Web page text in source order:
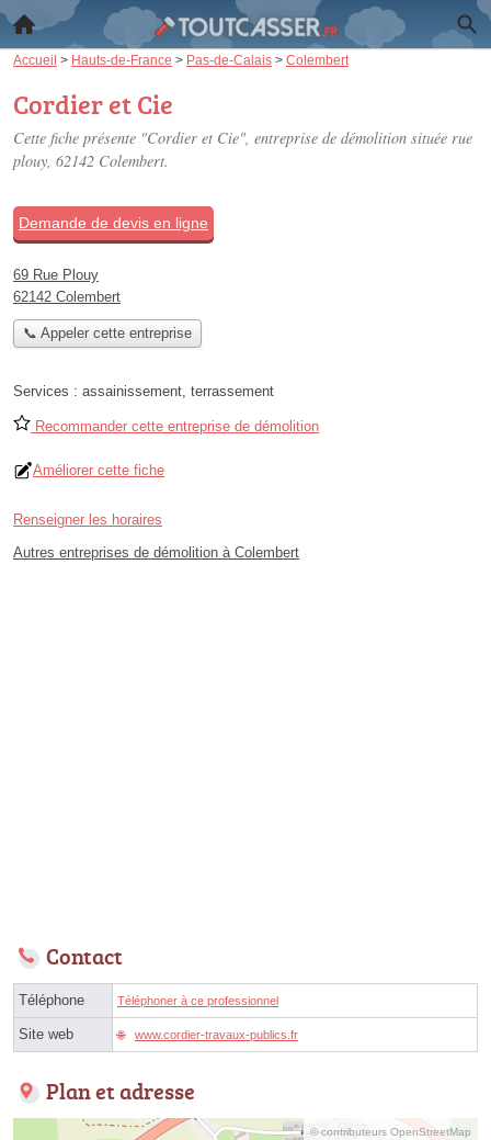
Accueil > Hauts-de-France > Pas-de-Calais > Colembert
Cordier et Cie
Cette fiche présente "Cordier et Cie", entreprise de démolition située rue
plouy, 62142 Colembert.
Demande de devis en ligne
69 Rue Plouy
62142 Colembert
📞 Appeler cette entreprise
Services : assainissement, terrassement
Recommander cette entreprise de démolition
Améliorer cette fiche
Renseigner les horaires
Autres entreprises de démolition à Colembert
Contact
Téléphone Téléphoner à ce professionnel
Site web www.cordier-travaux-publics.fr
Plan et adresse
© contributeurs OpenStreetMap